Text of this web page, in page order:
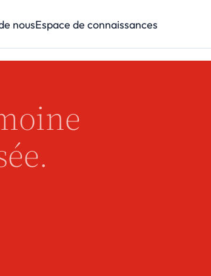
nousEspace de connaissances